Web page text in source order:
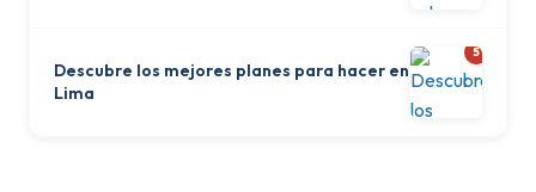
Descubre los mejores planes para hacer en
Lima
5